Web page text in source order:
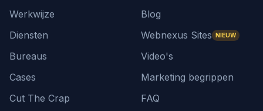
Werkwijze
Diensten
Bureaus
Cases
Cut The Crap
Blog
Webnexus Sites NIEUW
Video's
Marketing begrippen
FAQ